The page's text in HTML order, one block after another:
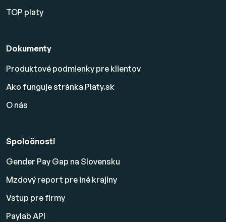
TOP platy
Dokumenty
Produktové podmienky pre klientov
Ako funguje stránka Platy.sk
O nás
Spoločnosti
Gender Pay Gap na Slovensku
Mzdový report pre iné krajiny
Vstup pre firmy
Paylab API